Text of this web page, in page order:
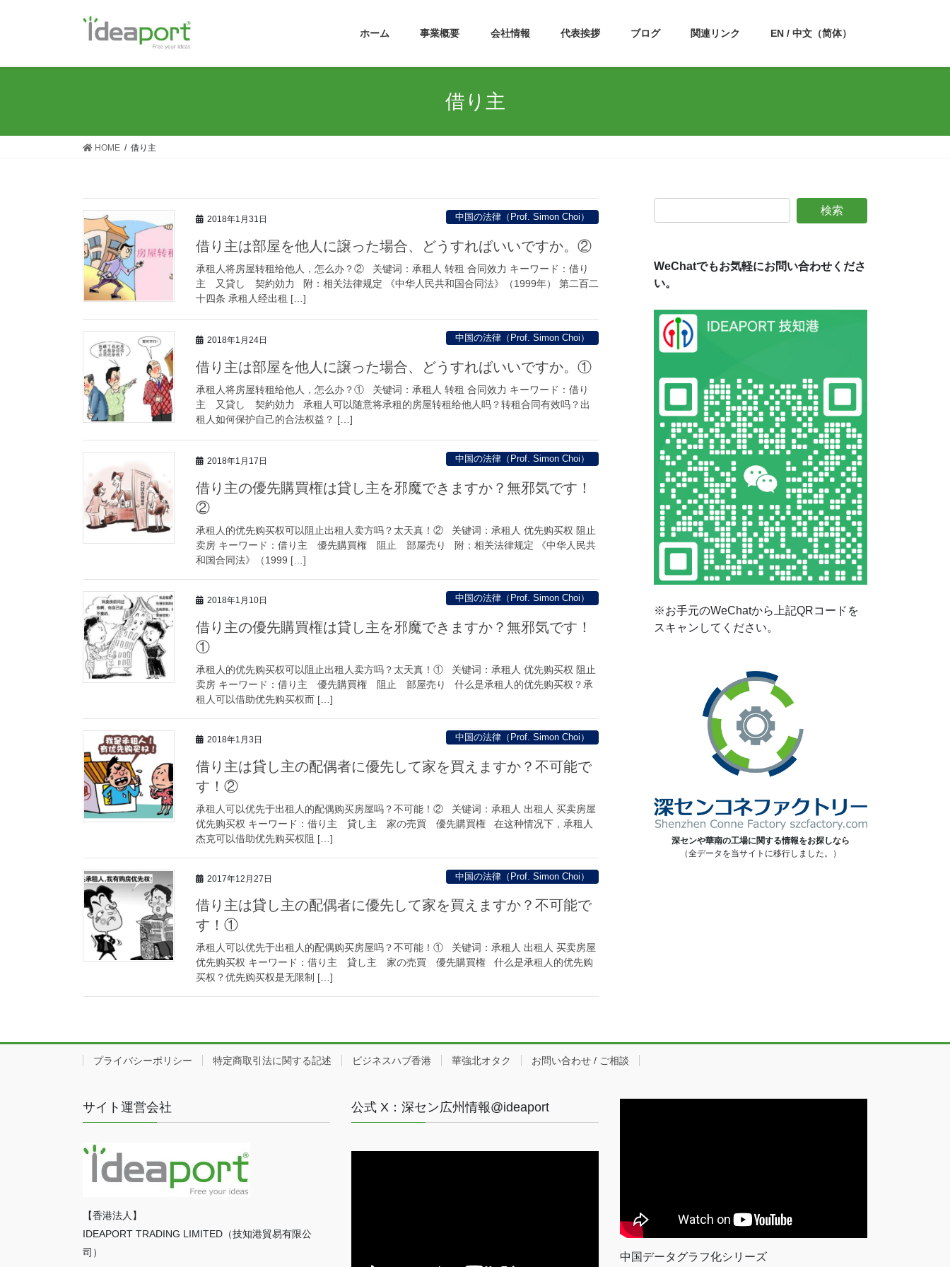
ホーム 事業概要 会社情報 代表挨拶 ブログ 関連リンク EN / 中文（简体）
借り主
HOME 借り主
2018年1月31日 中国の法律（Prof. Simon Choi）
借り主は部屋を他人に譲った場合、どうすればいいですか。②
承租人将房屋转租给他人，怎么办？② 关键词：承租人 转租 合同效力 キーワード：借り
主 又貸し 契約効力 附：相关法律规定 《中华人民共和国合同法》（1999年） 第二百二
十四条 承租人经出租 […]
2018年1月24日 中国の法律（Prof. Simon Choi）
借り主は部屋を他人に譲った場合、どうすればいいですか。①
承租人将房屋转租给他人，怎么办？① 关键词：承租人 转租 合同效力 キーワード：借り
主 又貸し 契約効力 承租人可以随意将承租的房屋转租给他人吗？转租合同有效吗？出
租人如何保护自己的合法权益？ […]
2018年1月17日 中国の法律（Prof. Simon Choi）
借り主の優先購買権は貸し主を邪魔できますか？無邪気です！
②
承租人的优先购买权可以阻止出租人卖方吗？太天真！② 关键词：承租人 优先购买权 阻止
卖房 キーワード：借り主 優先購買権 阻止 部屋売り 附：相关法律规定 《中华人民共
和国合同法》（1999 […]
2018年1月10日 中国の法律（Prof. Simon Choi）
借り主の優先購買権は貸し主を邪魔できますか？無邪気です！
①
承租人的优先购买权可以阻止出租人卖方吗？太天真！① 关键词：承租人 优先购买权 阻止
卖房 キーワード：借り主 優先購買権 阻止 部屋売り 什么是承租人的优先购买权？承
租人可以借助优先购买权而 […]
2018年1月3日 中国の法律（Prof. Simon Choi）
借り主は貸し主の配偶者に優先して家を買えますか？不可能で
す！②
承租人可以优先于出租人的配偶购买房屋吗？不可能！② 关键词：承租人 出租人 买卖房屋
优先购买权 キーワード：借り主 貸し主 家の売買 優先購買権 在这种情况下，承租人
杰克可以借助优先购买权阻 […]
2017年12月27日 中国の法律（Prof. Simon Choi）
借り主は貸し主の配偶者に優先して家を買えますか？不可能で
す！①
承租人可以优先于出租人的配偶购买房屋吗？不可能！① 关键词：承租人 出租人 买卖房屋
优先购买权 キーワード：借り主 貸し主 家の売買 優先購買権 什么是承租人的优先购
买权？优先购买权是无限制 […]
WeChatでもお気軽にお問い合わせくださ
い。
※お手元のWeChatから上記QRコードを
スキャンしてください。
深センや華南の工場に関する情報をお探しなら
（全データを当サイトに移行しました。）
プライバシーポリシー 特定商取引法に関する記述 ビジネスハブ香港 華強北オタク お問い合わせ / ご相談
サイト運営会社
【香港法人】
IDEAPORT TRADING LIMITED（技知港貿易有限公
司）
公式 X：深セン広州情報@ideaport
中国データグラフ化シリーズ